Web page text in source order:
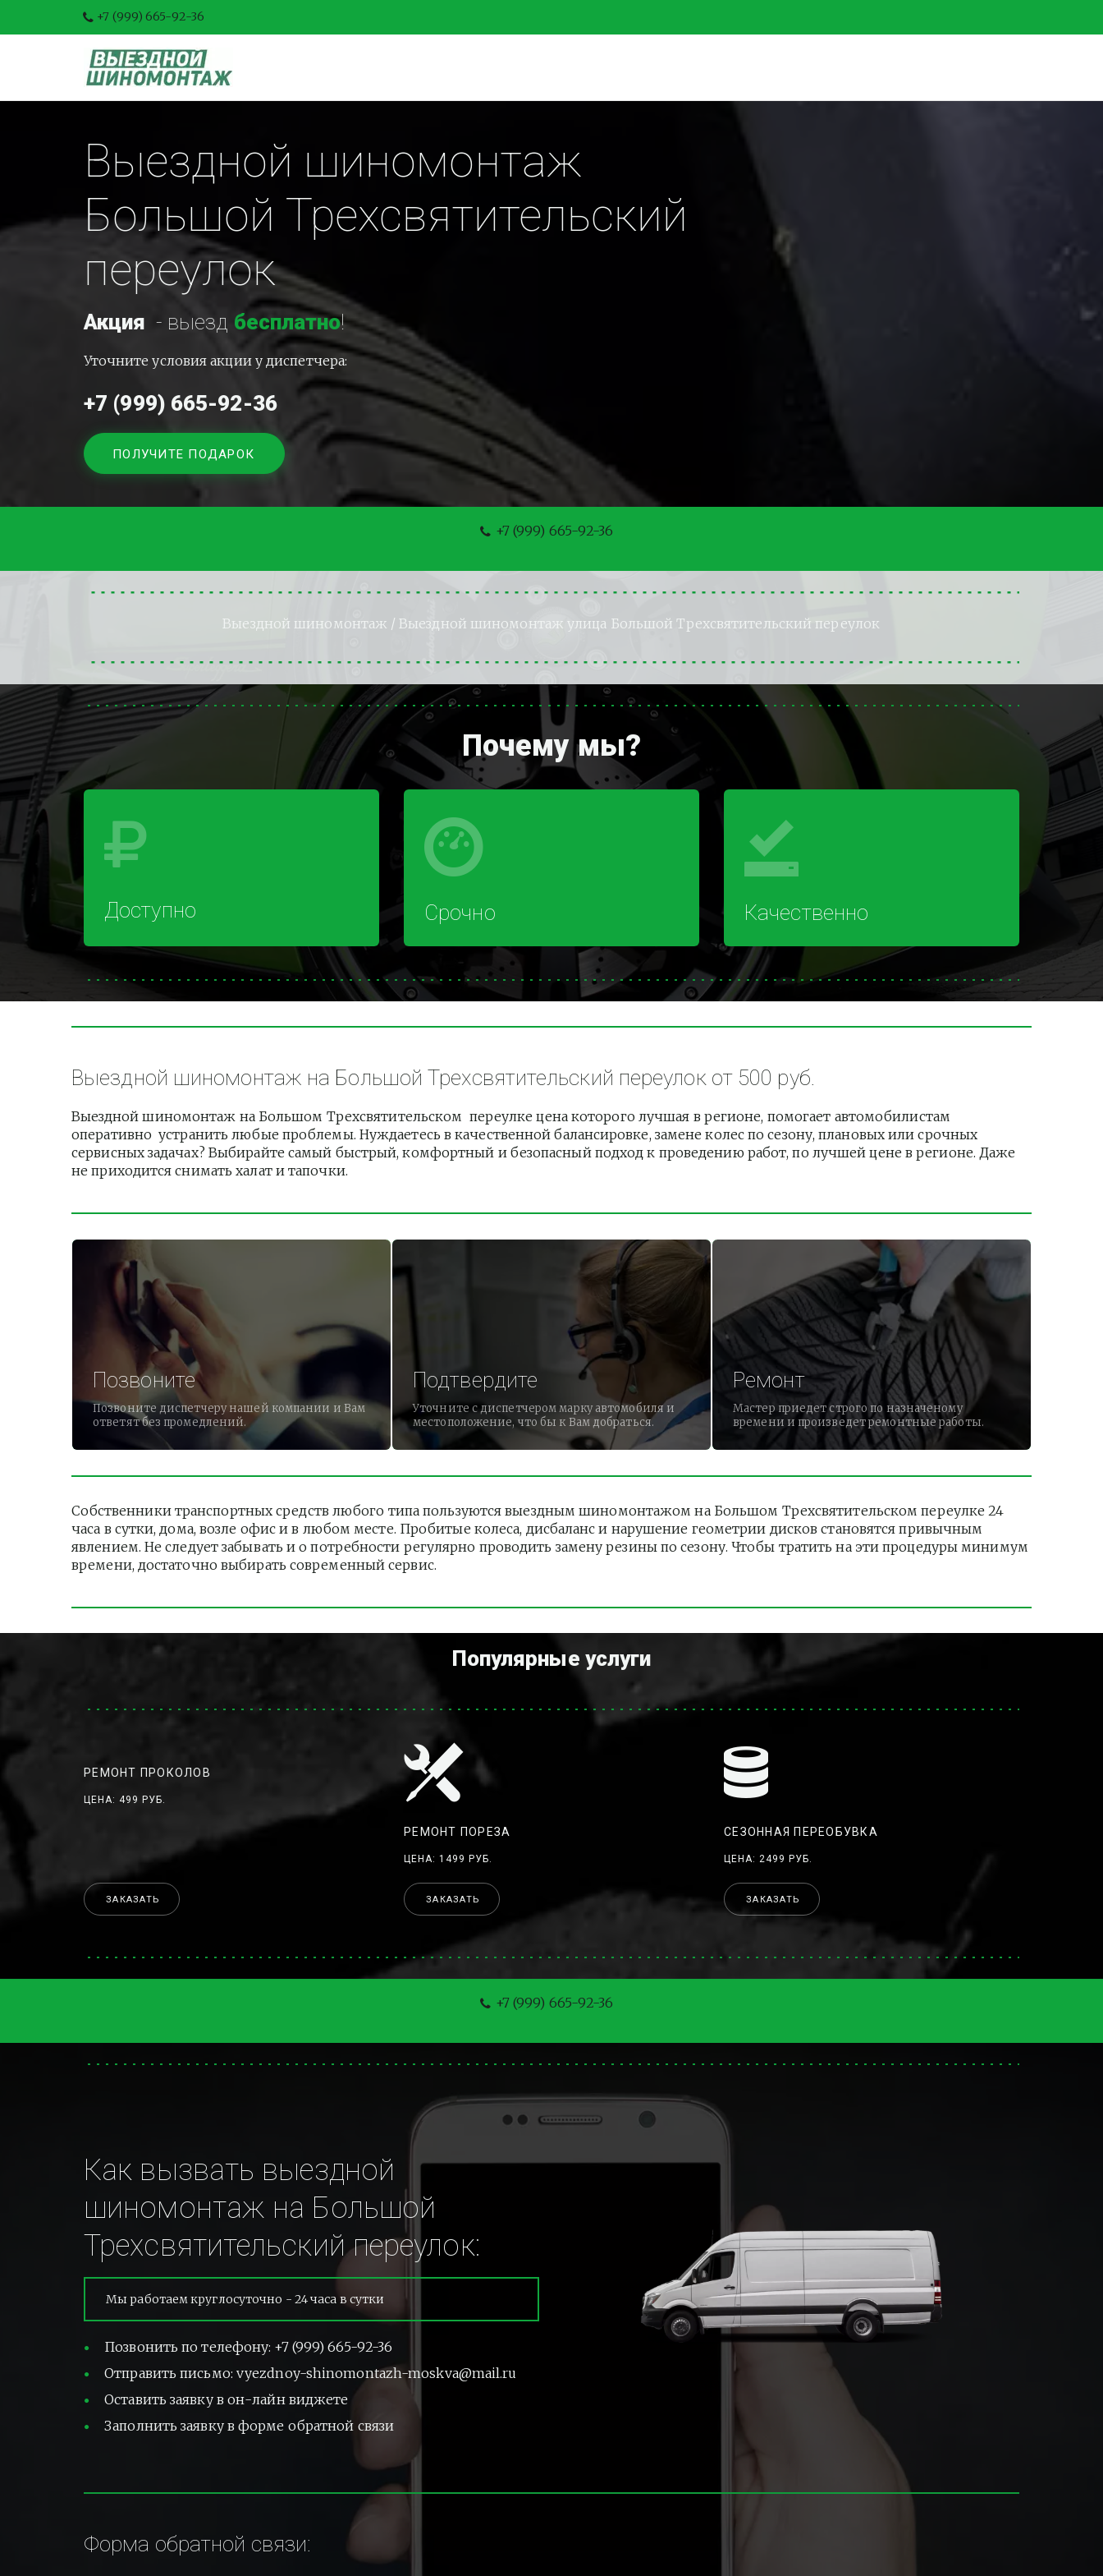
+7 (999) 665-92-36
Выездной шиномонтаж
Большой Трехсвятительский
переулок
Акция - выезд бесплатно!
Уточните условия акции у диспетчера:
+7 (999) 665-92-36
ПОЛУЧИТЕ ПОДАРОК
+7 (999) 665-92-36
Выездной шиномонтаж / Выездной шиномонтаж улица Большой Трехсвятительский переулок
Почему мы?
Доступно Срочно Качественно
Выездной шиномонтаж на Большой Трехсвятительский переулок от 500 руб.
Выездной шиномонтаж на Большом Трехсвятительском  переулке цена которого лучшая в регионе, помогает автомобилистам
оперативно  устранить любые проблемы. Нуждаетесь в качественной балансировке, замене колес по сезону, плановых или срочных
сервисных задачах? Выбирайте самый быстрый, комфортный и безопасный подход к проведению работ, по лучшей цене в регионе. Даже
не приходится снимать халат и тапочки.
Позвоните
Позвоните диспетчеру нашей компании и Вам
ответят без промедлений.
Подтвердите
Уточните с диспетчером марку автомобиля и
местоположение, что бы к Вам добраться.
Ремонт
Мастер приедет строго по назначеному
времени и произведет ремонтные работы.
Собственники транспортных средств любого типа пользуются выездным шиномонтажом на Большом Трехсвятительском переулке 24
часа в сутки, дома, возле офис и в любом месте. Пробитые колеса, дисбаланс и нарушение геометрии дисков становятся привычным
явлением. Не следует забывать и о потребности регулярно проводить замену резины по сезону. Чтобы тратить на эти процедуры минимум
времени, достаточно выбирать современный сервис.
Популярные услуги
РЕМОНТ ПРОКОЛОВ
ЦЕНА: 499 РУБ.
ЗАКАЗАТЬ
РЕМОНТ ПОРЕЗА
ЦЕНА: 1499 РУБ.
ЗАКАЗАТЬ
СЕЗОННАЯ ПЕРЕОБУВКА
ЦЕНА: 2499 РУБ.
ЗАКАЗАТЬ
+7 (999) 665-92-36
Как вызвать выездной
шиномонтаж на Большой
Трехсвятительский переулок:
Мы работаем круглосуточно - 24 часа в сутки
Позвонить по телефону: +7 (999) 665-92-36
Отправить письмо: vyezdnoy-shinomontazh-moskva@mail.ru
Оставить заявку в он-лайн виджете
Заполнить заявку в форме обратной связи
Форма обратной связи: